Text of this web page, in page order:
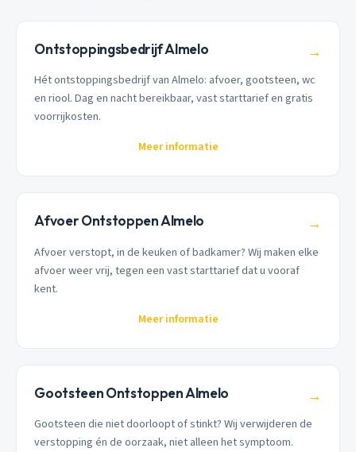
Ontstoppingsbedrijf Almelo →
Hét ontstoppingsbedrijf van Almelo: afvoer, gootsteen, wc
en riool. Dag en nacht bereikbaar, vast starttarief en gratis
voorrijkosten.
Meer informatie
Afvoer Ontstoppen Almelo →
Afvoer verstopt, in de keuken of badkamer? Wij maken elke
afvoer weer vrij, tegen een vast starttarief dat u vooraf
kent.
Meer informatie
Gootsteen Ontstoppen Almelo →
Gootsteen die niet doorloopt of stinkt? Wij verwijderen de
verstopping én de oorzaak, niet alleen het symptoom.